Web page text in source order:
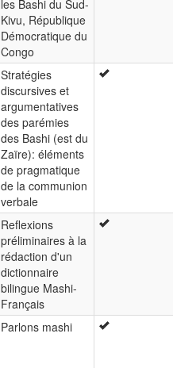
les Bashi du Sud-
Kivu, République
Démocratique du
Congo
Stratégies
discursives et
argumentatives
des parémies
des Bashi (est du
Zaïre): éléments
de pragmatique
de la communion
verbale
Reflexions
préliminaires à la
rédaction d'un
dictionnaire
bilingue Mashi-
Français
Parlons mashi